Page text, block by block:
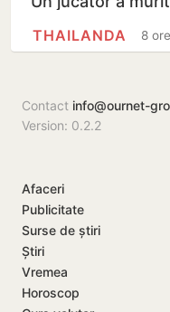
chiar în timpul
8 ore
THAILANDA
Contact info@ournet-
Version: 0.2.2
Afaceri
Publicitate
Surse de știri
Știri
Vremea
Horoscop